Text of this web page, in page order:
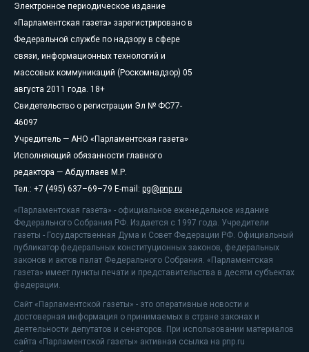
Электронное периодическое издание
«Парламентская газета» зарегистрировано в
Федеральной службе по надзору в сфере
связи, информационных технологий и
массовых коммуникаций (Роскомнадзор) 05
августа 2011 года. 18+
Свидетельство о регистрации Эл № ФС77-
46097
Учредитель — АНО «Парламентская газета»
Исполняющий обязанности главного
редактора — Абдуллаев М.Р.
Тел.: +7 (495) 637–69–79 E-mail: pg@pnp.ru
«Парламентская газета» - официальное еженедельное издание
Федерального Собрания РФ. Издается с 1997 года. Учредители
газеты - Государственная Дума и Совет Федерации РФ. Официальный
публикатор федеральных конституционных законов, федеральных
законов и актов палат Федерального Собрания. «Парламентская
газета» имеет пункты печати и представительства в десяти субъектах
федерации.
Сайт «Парламентской газеты» - это оперативные новости и
достоверная информация о принимаемых в стране законах и
деятельности депутатов и сенаторов. При использовании материалов
сайта «Парламентской газеты» активная ссылка на pnp.ru